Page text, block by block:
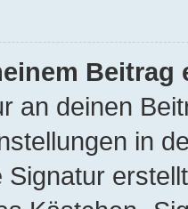
an deinen
in
Signatur